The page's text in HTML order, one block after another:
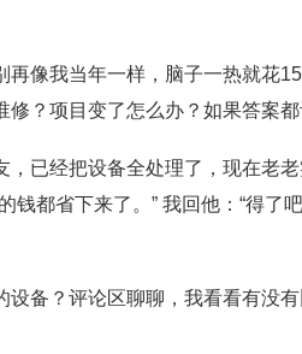
再像我当年一样，脑子一热就花
？项目变了怎么办？如果答案都
，已经把设备全处理了，现在老
钱都省下来了。” 我回他：“得
备？评论区聊聊，我看看有没有